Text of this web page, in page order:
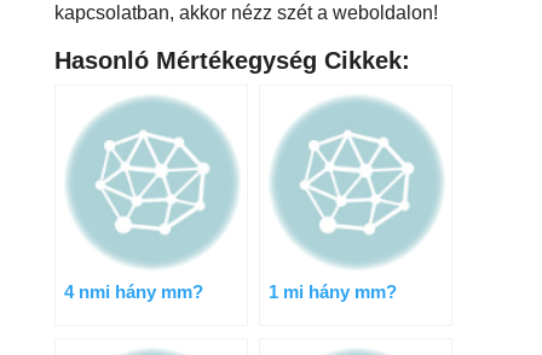
kapcsolatban, akkor nézz szét a weboldalon!
Hasonló Mértékegység Cikkek:
4 nmi hány mm? 1 mi hány mm?